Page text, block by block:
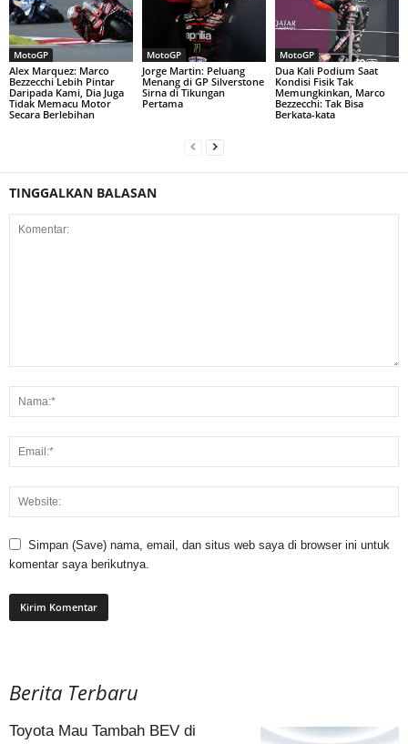
MotoGP
Alex Marquez: Marco
Bezzecchi Lebih Pintar
Daripada Kami, Dia Juga
Tidak Memacu Motor
Secara Berlebihan
MotoGP
Jorge Martin: Peluang
Menang di GP Silverstone
Sirna di Tikungan
Pertama
MotoGP
Dua Kali Podium Saat
Kondisi Fisik Tak
Memungkinkan, Marco
Bezzecchi: Tak Bisa
Berkata-kata
TINGGALKAN BALASAN
Simpan (Save) nama, email, dan situs web saya di browser ini untuk
komentar saya berikutnya.
Berita Terbaru
Toyota Mau Tambah BEV di